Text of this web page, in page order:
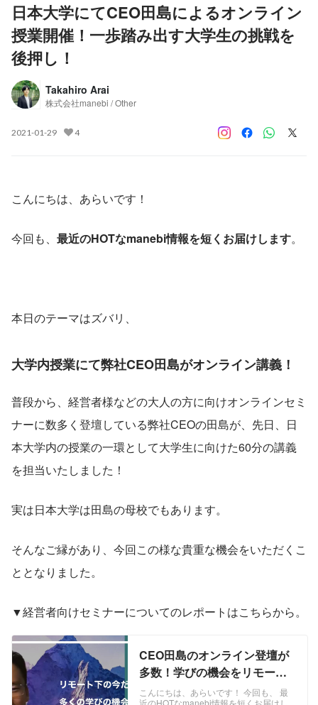
日本大学にてCEO田島によるオンライン
授業開催！一歩踏み出す大学生の挑戦を
後押し！
Takahiro Arai
株式会社manebi / Other
2021-01-29 4
こんにちは、あらいです！
今回も、 最近のHOTなmanebi情報を短くお届けします。
本日のテーマはズバリ、
大学内授業にて弊社CEO田島がオンライン講義！
普段から、経営者様などの大人の方に向けオンラインセミ
ナーに数多く登壇している弊社CEOの田島が、先日、日
本大学内の授業の一環として大学生に向けた60分の講義
を担当いたしました！
実は日本大学は田島の母校でもあります。
そんなご縁があり、今回この様な貴重な機会をいただくこ
ととなりました。
▼経営者向けセミナーについてのレポートはこちらから。
CEO田島のオンライン登壇が
多数！学びの機会をリモート
環境下でも積極的に提供した
こんにちは、あらいです！ 今回も、 最